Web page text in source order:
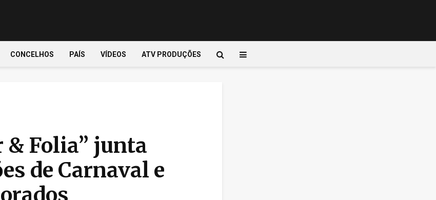
CONCELHOS PAÍS VÍDEOS ATV PRODUÇÕES
& Folia” junta
de Carnaval e